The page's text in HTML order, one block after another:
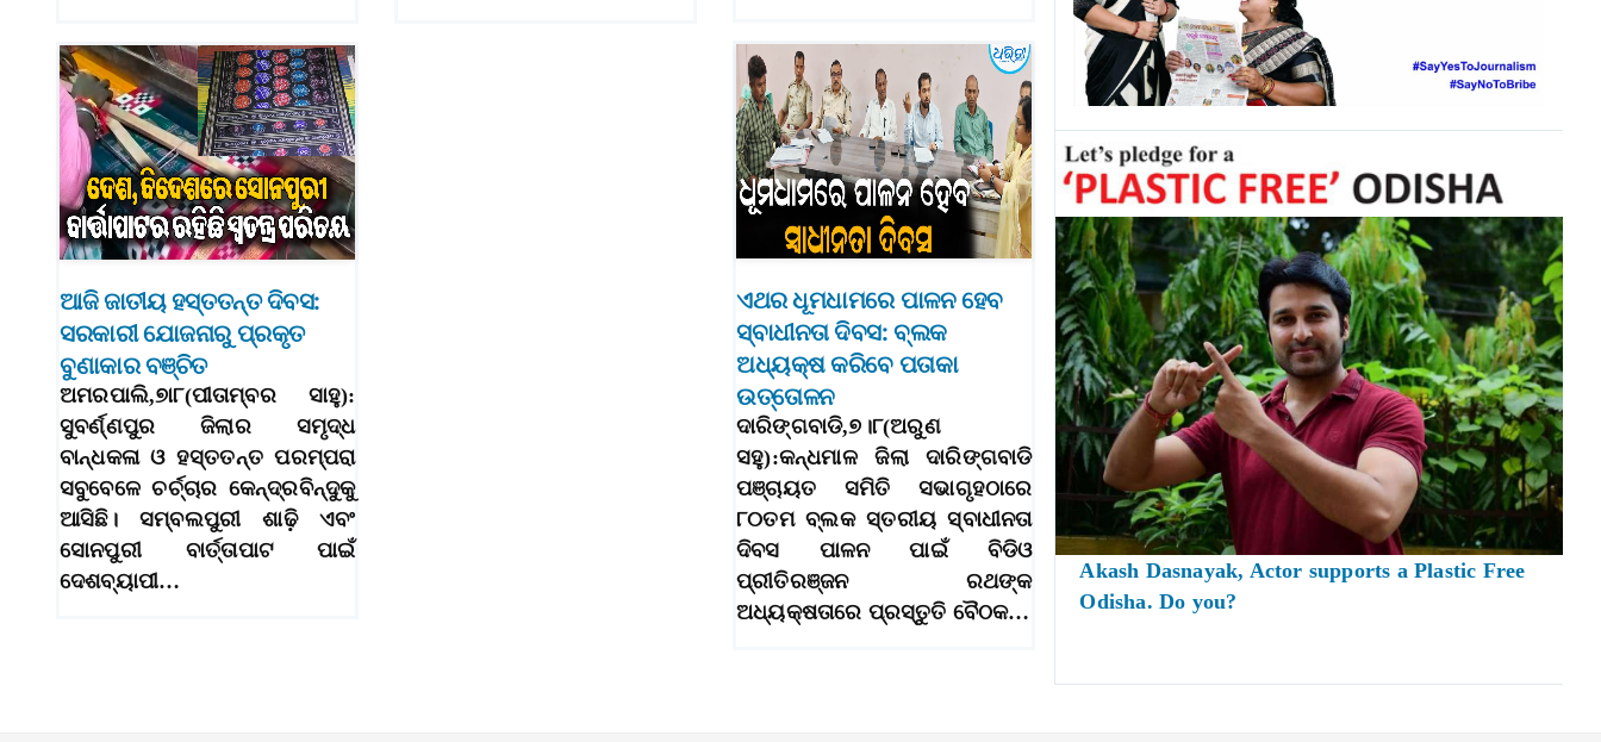
ଏଥର ଧୂମଧାମରେ ପାଳନ ହେବ
ସ୍ବାଧୀନତା ଦିବସ: ବ୍ଲକ
ଅଧ୍ୟକ୍ଷ କରିବେ ପତାକା
ଉତ୍ତୋଳନ
ଦାରିଙ୍ଗବାଡି,୭।୮(ଅରୁଣ
ସହୁ):କନ୍ଧମାଳ ଜିଲା ଦାରିଙ୍ଗବାଡି
ପଞ୍ଚାୟତ ସମିତି ସଭାଗୃହଠାରେ
୮୦ତମ ବ୍ଲକ ସ୍ତରୀୟ ସ୍ବାଧୀନତା
ଦିବସ ପାଳନ ପାଇଁ ବିଡିଓ
ପ୍ରୀତିରଞ୍ଜନ ରଥଙ୍କ
ଅଧ୍ୟକ୍ଷତାରେ ପ୍ରସ୍ତୁତି ବୈଠକ…
ଆଜି ଜାତୀୟ ହସ୍ତତନ୍ତ ଦିବସ:
ସରକାରୀ ଯୋଜନାରୁ ପ୍ରକୃତ
ବୁଣାକାର ବଞ୍ଚିତ
ଅମରପାଲି,୭ା୮(ପୀତାମ୍ବର ସାହୁ):
ସୁବର୍ଣ୍ଣପୁର ଜିଲାର ସମୃଦ୍ଧ
ବାନ୍ଧକଳା ଓ ହସ୍ତତନ୍ତ ପରମ୍ପରା
ସବୁବେଳେ ଚର୍ଚ୍ଚାର କେନ୍ଦ୍ରବିନ୍ଦୁକୁ
ଆସିଛି। ସମ୍ବଲପୁରୀ ଶାଢ଼ି ଏବଂ
ସୋନପୁରୀ ବାର୍ତ୍ତାପାଟ ପାଇଁ
ଦେଶବ୍ୟାପୀ…
Akash Dasnayak, Actor supports a Plastic Free
Odisha. Do you?